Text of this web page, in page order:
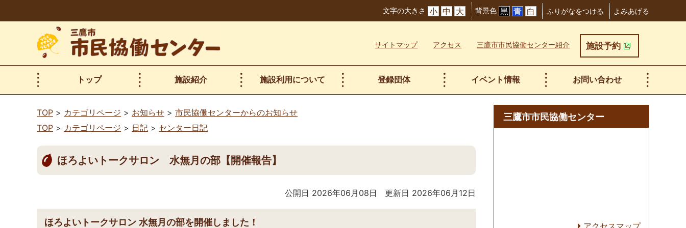
文
へ
移
動
文字の大きさ 小 中 大 背景色 黒 青 白 ふりがなをつける よみあげる
サイトマップ アクセス 三鷹市市民協働センター紹介 施設予約
トップ 施設紹介 施設利用について 登録団体 イベント情報 お問い合わせ
TOP カテゴリページ お知らせ
市民協働センターからのお知らせ
TOP
カテゴリページ 日記 センター日記
ほろよいトークサロン 水無月の部【開催報告】
公開日 2026年06月08日 更新日 2026年06月12日
ほろよいトークサロン 水無月の部を開催しました！
三鷹市市民協働センター